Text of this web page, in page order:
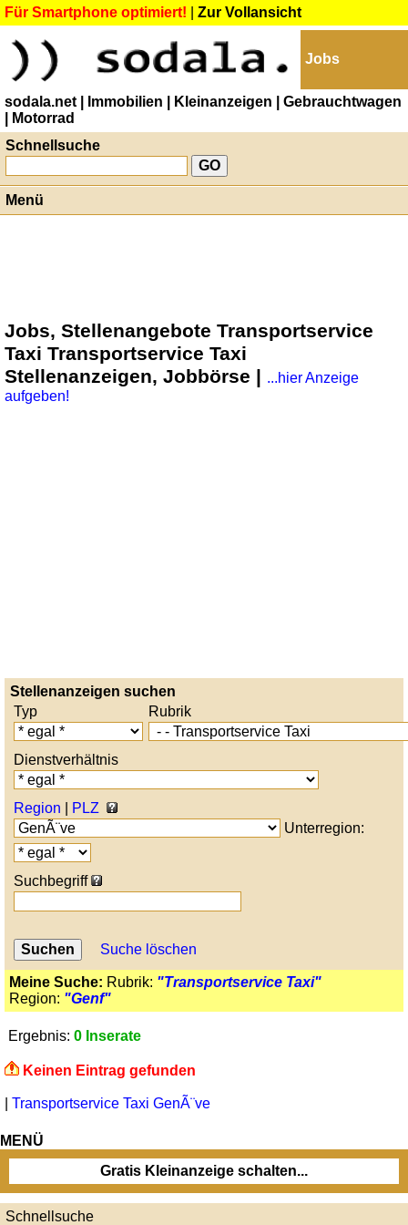
Für Smartphone optimiert! Zur Vollansicht
Jobs
sodala.net | Immobilien | Kleinanzeigen
| Gebrauchtwagen
| Motorrad
Schnellsuche
Menü
Jobs, Stellenangebote Transportservice
Taxi Transportservice Taxi
Stellenanzeigen, Jobbörse | ...hier Anzeige
aufgeben!
Stellenanzeigen suchen
Typ
Rubrik
Dienstverhältnis
Region
PLZ
Unterregion:
Suchbegriff
Suche löschen
Meine Suche: Rubrik: "Transportservice Taxi"
Region: "Genf"
Ergebnis: 0 Inserate
Keinen Eintrag gefunden
Transportservice Taxi GenÃ¨ve
MENÜ
Gratis Kleinanzeige schalten...
Schnellsuche